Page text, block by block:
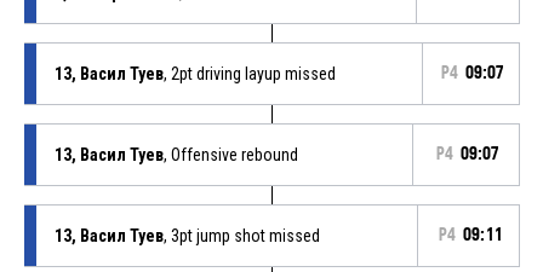
13, Васил Туев, 2pt driving layup missed P4 09:07
13, Васил Туев, Offensive rebound P4 09:07
13, Васил Туев, 3pt jump shot missed P4 09:11